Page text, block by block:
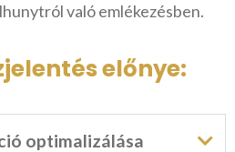
való emlékezésben.
előnye:
optimalizálása